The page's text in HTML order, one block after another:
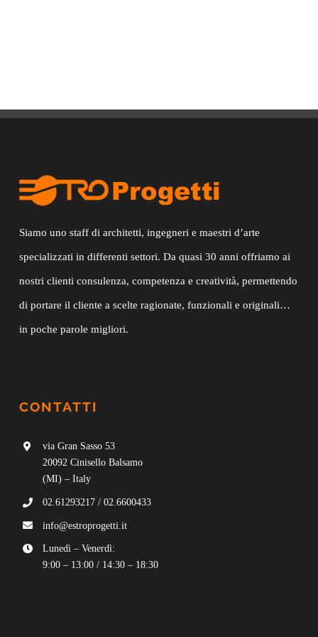
Siamo uno staff di architetti, ingegneri e maestri d’arte
specializzati in differenti settori. Da quasi 30 anni offriamo ai
nostri clienti consulenza, competenza e creatività, permettendo
di portare il cliente a scelte ragionate, funzionali e originali…
in poche parole migliori.
CONTATTI
via Gran Sasso 53
20092 Cinisello Balsamo
(MI) – Italy
02.61293217 /02.6600433
info@estroprogetti.it
Lunedì – Venerdì:
9:00 – 13:00 / 14:30 – 18:30